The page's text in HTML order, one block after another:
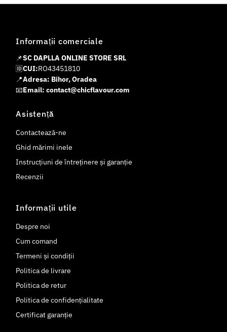
Informații comerciale
📌SC DAPLLA ONLINE STORE SRL
🆔CUI:RO43451810
📍Adresa: Bihor, Oradea
📧Email: contact@chicflavour.com
Asistență
Contactează-ne
Ghid mărimi inele
Instrucțiuni de întreținere și garanție
Recenzii
Informații utile
Despre noi
Cum comand
Termeni și condiții
Politica de livrare
Politica de retur
Politica de confidențialitate
Certificat garanție